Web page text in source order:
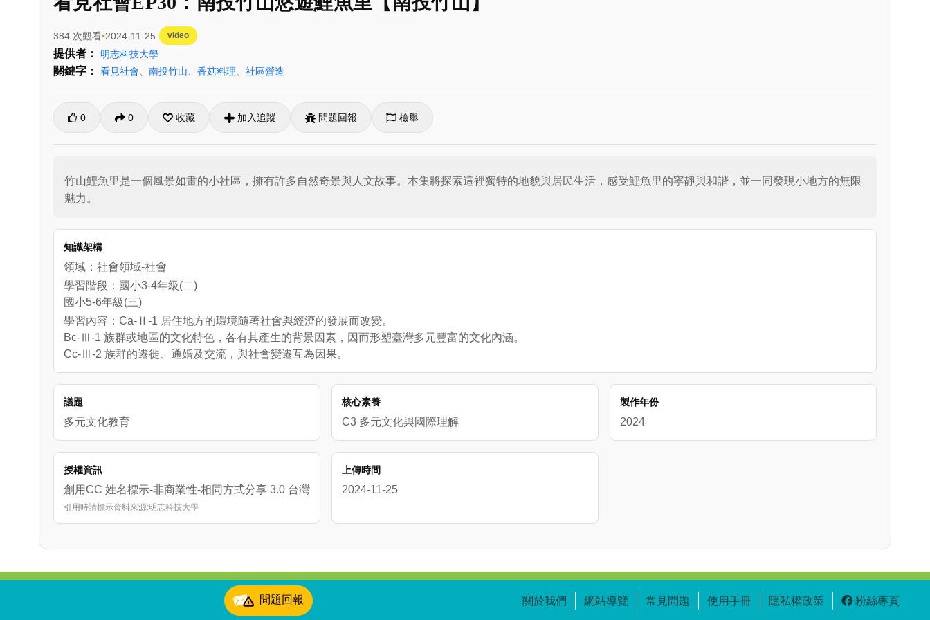
384 次觀看 2024-11-25 video
提供者： 明志科技大學
關鍵字： 看見社會 南投竹山 香菇料理 社區營造
0 0 收藏 加入追蹤 問題回報 檢舉
竹山鯉魚里是一個風景如畫的小社區，擁有許多自然奇景與人文故事。本集將探索這裡獨特的地貌與居民生活，感受鯉魚里的寧靜與和諧，並一同發現小地方的無限
魅力。
知識架構
領域：社會領域-社會
學習階段：國小3-4年級(二)
國小5-6年級(三)
學習內容：Ca-Ⅱ-1 居住地方的環境隨著社會與經濟的發展而改變。
Bc-Ⅲ-1 族群或地區的文化特色，各有其產生的背景因素，因而形塑臺灣多元豐富的文化內涵。
Cc-Ⅲ-2 族群的遷徙、通婚及交流，與社會變遷互為因果。
議題
多元文化教育
核心素養
C3 多元文化與國際理解
製作年份
2024
授權資訊
創用CC 姓名標示-非商業性-相同方式分享 3.0 台灣
引用時請標示資料來源:明志科技大學
上傳時間
2024-11-25
問題回報
關於我們 網站導覽 常見問題 使用手冊 隱私權政策 粉絲專頁